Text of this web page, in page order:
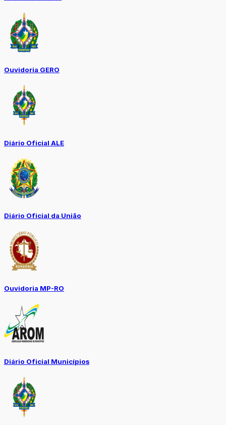
Ouvidoria GERO
Diário Oficial ALE
Diário Oficial da União
Ouvidoria MP-RO
Diário Oficial Municípios